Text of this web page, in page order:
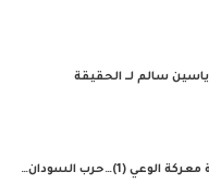
سالم لــ الحقيقة
(1)…حرب السودان…